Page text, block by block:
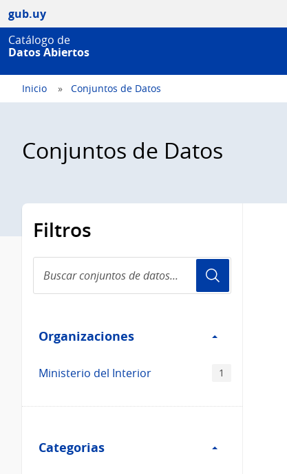
gub.uy
Catálogo de
Datos Abiertos
Inicio Conjuntos de Datos
Conjuntos de Datos
Filtros
conjuntos
de
Organizaciones
Organizaciones
Ministerio del Interior 1
Categorias
Categorias